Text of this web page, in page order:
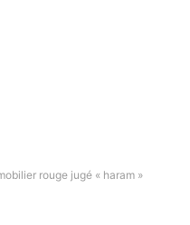
rouge jugé « haram »